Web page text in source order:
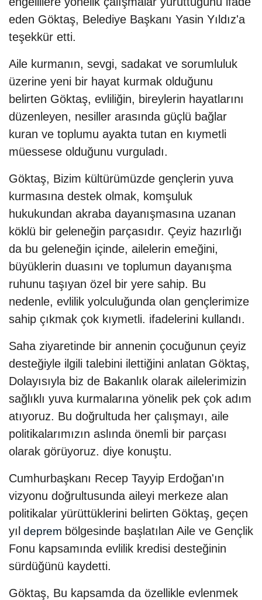
eden Göktaş, Belediye Başkanı Yasin Yıldız'a
teşekkür etti.
Aile kurmanın, sevgi, sadakat ve sorumluluk
üzerine yeni bir hayat kurmak olduğunu
belirten Göktaş, evliliğin, bireylerin hayatlarını
düzenleyen, nesiller arasında güçlü bağlar
kuran ve toplumu ayakta tutan en kıymetli
müessese olduğunu vurguladı.
Göktaş, Bizim kültürümüzde gençlerin yuva
kurmasına destek olmak, komşuluk
hukukundan akraba dayanışmasına uzanan
köklü bir geleneğin parçasıdır. Çeyiz hazırlığı
da bu geleneğin içinde, ailelerin emeğini,
büyüklerin duasını ve toplumun dayanışma
ruhunu taşıyan özel bir yere sahip. Bu
nedenle, evlilik yolculuğunda olan gençlerimize
sahip çıkmak çok kıymetli. ifadelerini kullandı.
Saha ziyaretinde bir annenin çocuğunun çeyiz
desteğiyle ilgili talebini ilettiğini anlatan Göktaş,
Dolayısıyla biz de Bakanlık olarak ailelerimizin
sağlıklı yuva kurmalarına yönelik pek çok adım
atıyoruz. Bu doğrultuda her çalışmayı, aile
politikalarımızın aslında önemli bir parçası
olarak görüyoruz. diye konuştu.
Cumhurbaşkanı Recep Tayyip Erdoğan'ın
vizyonu doğrultusunda aileyi merkeze alan
politikalar yürüttüklerini belirten Göktaş, geçen
yıl deprem bölgesinde başlatılan Aile ve Gençlik
Fonu kapsamında evlilik kredisi desteğinin
sürdüğünü kaydetti.
Göktaş, Bu kapsamda da özellikle evlenmek